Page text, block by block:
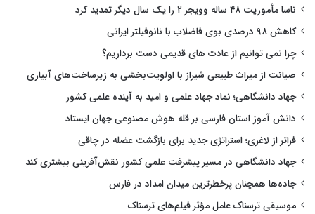
ناسا مأموریت ۴۸ ساله وویجر ۲ را یک سال دیگر تمدید کرد
کاهش ۹۸ درصدی بوی فاضلاب با نانوفیلتر ایرانی
چرا نمی توانیم از عادت های قدیمی دست برداریم؟
صیانت از میراث طبیعی شیراز با اولویت‌بخشی به زیرساخت‌های آبیاری
جهاد دانشگاهی؛ نماد جهاد علمی و امید به آینده علمی کشور
دانش آموز استان فارسی بر قله هوش مصنوعی جهان ایستاد
فراتر از لاغری؛ استراتژی جدید برای بازگشت عضله در چاقی
جهاد دانشگاهی در مسیر پیشرفت علمی کشور نقش‌آفرینی بیشتری کند
جاده‌ها همچنان پرخطرترین میدان امداد در فارس
موسیقی ترسناک عامل مؤثر فیلم‌های ترسناک